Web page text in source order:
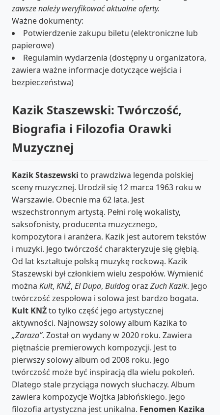
zawsze należy weryfikować aktualne oferty.
Ważne dokumenty:
Potwierdzenie zakupu biletu (elektroniczne lub
papierowe)
Regulamin wydarzenia (dostępny u organizatora,
zawiera ważne informacje dotyczące wejścia i
bezpieczeństwa)
Kazik Staszewski: Twórczość,
Biografia i Filozofia Orawki
Muzycznej
Kazik Staszewski to prawdziwa legenda polskiej
sceny muzycznej. Urodził się 12 marca 1963 roku w
Warszawie. Obecnie ma 62 lata. Jest
wszechstronnym artystą. Pełni rolę wokalisty,
saksofonisty, producenta muzycznego,
kompozytora i aranżera. Kazik jest autorem tekstów
i muzyki. Jego twórczość charakteryzuje się głębią.
Od lat kształtuje polską muzykę rockową. Kazik
Staszewski był członkiem wielu zespołów. Wymienić
można Kult, KNŻ, El Dupa, Buldog oraz Zuch Kazik. Jego
twórczość zespołowa i solowa jest bardzo bogata.
Kult KNŻto tylko część jego artystycznej
aktywności. Najnowszy solowy album Kazika to
„Zaraza”. Został on wydany w 2020 roku. Zawiera
piętnaście premierowych kompozycji. Jest to
pierwszy solowy album od 2008 roku. Jego
twórczość może być inspiracją dla wielu pokoleń.
Dlatego stale przyciąga nowych słuchaczy. Album
zawiera kompozycje Wojtka Jabłońskiego. Jego
filozofia artystyczna jest unikalna. Fenomen Kazika